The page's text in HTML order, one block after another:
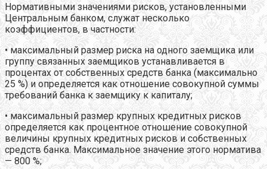
Нормативными значениями рисков, установленными
Центральным банком, служат несколько
коэффициентов, в частности:
• максимальный размер риска на одного заемщика или
группу связанных заемщиков устанавливается в
процентах от собственных средств банка (максимально
25 %) и определяется как отношение совокупной суммы
требований банка к заемщику к капиталу;
• максимальный размер крупных кредитных рисков
определяется как процентное отношение совокупной
величины крупных кредитных рисков и собственных
средств банка. Максимальное значение этого норматива
— 800 %;